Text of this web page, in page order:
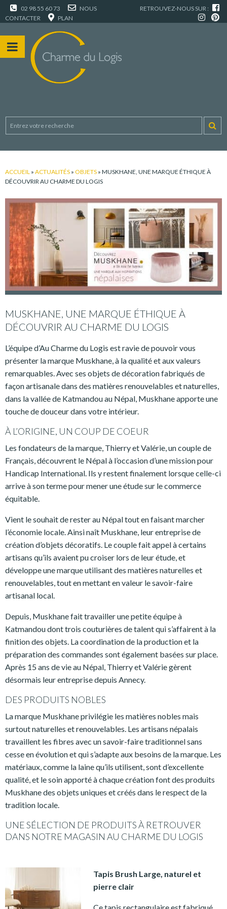
02 98 55 60 73
NOUS
CONTACTER
PLAN
RETROUVEZ-NOUS SUR :
ACCUEIL » ACTUALITÉS » OBJETS » MUSKHANE, UNE MARQUE ÉTHIQUE À
DÉCOUVRIR AU CHARME DU LOGIS
MUSKHANE, UNE MARQUE ÉTHIQUE À
DÉCOUVRIR AU CHARME DU LOGIS
L’équipe d’Au Charme du Logis est ravie de pouvoir vous
présenter la marque Muskhane, à la qualité et aux valeurs
remarquables. Avec ses objets de décoration fabriqués de
façon artisanale dans des matières renouvelables et naturelles,
dans la vallée de Katmandou au Népal, Muskhane apporte une
touche de douceur dans votre intérieur.
À L’ORIGINE, UN COUP DE COEUR
Les fondateurs de la marque, Thierry et Valérie, un couple de
Français, découvrent le Népal à l’occasion d’une mission pour
Handicap International. Ils y restent finalement lorsque celle-ci
arrive à son terme pour mener une étude sur le commerce
équitable.
Vient le souhait de rester au Népal tout en faisant marcher
l’économie locale. Ainsi naît Muskhane, leur entreprise de
création d’objets décoratifs. Le couple fait appel à certains
artisans qu’ils avaient pu croiser lors de leur étude, et
développe une marque utilisant des matières naturelles et
renouvelables, tout en mettant en valeur le savoir-faire
artisanal local.
Depuis, Muskhane fait travailler une petite équipe à
Katmandou dont trois couturières de talent qui s’affairent à la
finition des objets. La coordination de la production et la
préparation des commandes sont également basées sur place.
Après 15 ans de vie au Népal, Thierry et Valérie gèrent
désormais leur entreprise depuis Annecy.
DES PRODUITS NOBLES
La marque Muskhane privilégie les matières nobles mais
surtout naturelles et renouvelables. Les artisans népalais
travaillent les fibres avec un savoir-faire traditionnel sans
cesse en évolution et qui s’adapte aux besoins de la marque. Les
matériaux, comme la laine qu’ils utilisent, sont d’excellente
qualité, et le soin apporté à chaque création font des produits
Muskhane des objets uniques et créés dans le respect de la
tradition locale.
UNE SÉLECTION DE PRODUITS À RETROUVER
DANS NOTRE MAGASIN AU CHARME DU LOGIS
Tapis Brush Large, naturel et
pierre clair